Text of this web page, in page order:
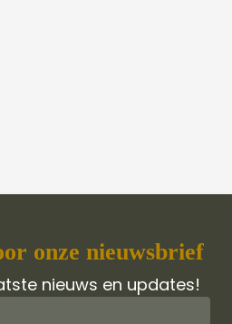
onze nieuwsbrief
nieuws en updates!